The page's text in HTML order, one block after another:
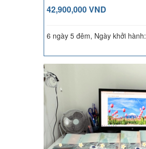
42,900,000 VND
6 ngày 5 đêm, Ngày khởi hành: